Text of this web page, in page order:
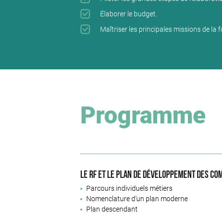
Élaborer le budget.
Maîtriser les principales missions de la
Programme
Le RF et le plan de développement des
Parcours individuels métiers
Nomenclature d’un plan moderne
Plan descendant